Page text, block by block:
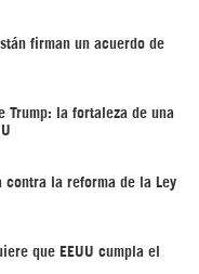
firman un acuerdo de
Trump: la fortaleza de una
contra la reforma de la Ley
que EEUU cumpla el